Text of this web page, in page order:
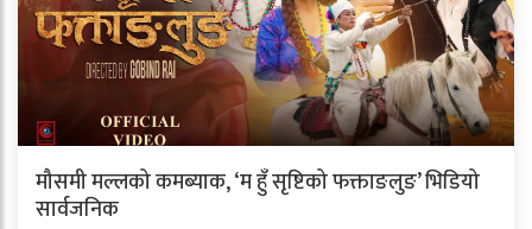
मौसमी मल्लको कमब्याक, ‘म हुँ सृष्टिको फक्ताङलुङ’ भिडियो
सार्वजनिक